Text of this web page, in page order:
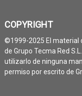
COPYRIGHT
©1999-2025 El material
de Grupo Tecma Red
utilizarlo de ninguna
permiso por escrito de